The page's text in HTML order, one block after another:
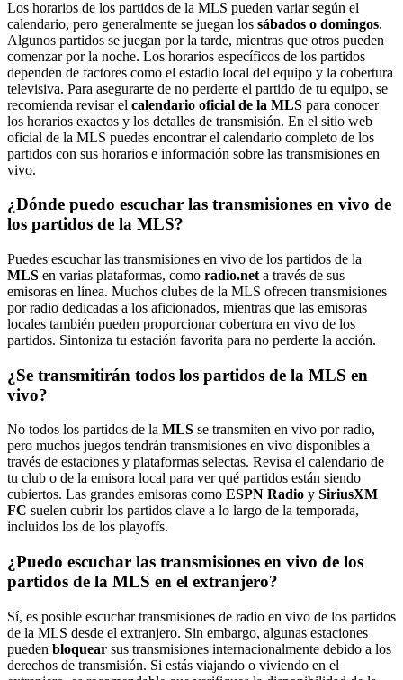
Los horarios de los partidos de la MLS pueden variar según el
calendario, pero generalmente se juegan los sábados o domingos.
Algunos partidos se juegan por la tarde, mientras que otros pueden
comenzar por la noche. Los horarios específicos de los partidos
dependen de factores como el estadio local del equipo y la cobertura
televisiva. Para asegurarte de no perderte el partido de tu equipo, se
recomienda revisar el calendario oficial de la MLS para conocer
los horarios exactos y los detalles de transmisión. En el sitio web
oficial de la MLS puedes encontrar el calendario completo de los
partidos con sus horarios e información sobre las transmisiones en
vivo.
¿Dónde puedo escuchar las transmisiones en vivo de
los partidos de la MLS?
Puedes escuchar las transmisiones en vivo de los partidos de la
MLS en varias plataformas, como radio.net a través de sus
emisoras en línea. Muchos clubes de la MLS ofrecen transmisiones
por radio dedicadas a los aficionados, mientras que las emisoras
locales también pueden proporcionar cobertura en vivo de los
partidos. Sintoniza tu estación favorita para no perderte la acción.
¿Se transmitirán todos los partidos de la MLS en
vivo?
No todos los partidos de la MLS se transmiten en vivo por radio,
pero muchos juegos tendrán transmisiones en vivo disponibles a
través de estaciones y plataformas selectas. Revisa el calendario de
tu club o de la emisora local para ver qué partidos están siendo
cubiertos. Las grandes emisoras como ESPN Radio y SiriusXM
FC suelen cubrir los partidos clave a lo largo de la temporada,
incluidos los de los playoffs.
¿Puedo escuchar las transmisiones en vivo de los
partidos de la MLS en el extranjero?
Sí, es posible escuchar transmisiones de radio en vivo de los partidos
de la MLS desde el extranjero. Sin embargo, algunas estaciones
pueden bloquear sus transmisiones internacionalmente debido a los
derechos de transmisión. Si estás viajando o viviendo en el